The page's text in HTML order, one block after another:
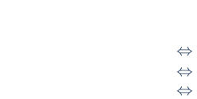
⇔a
⇔a
⇔a